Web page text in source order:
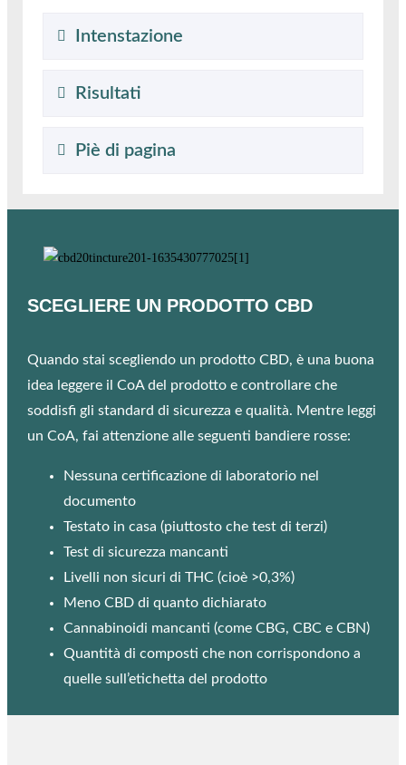
Intenstazione
Risultati
Piè di pagina
SCEGLIERE UN PRODOTTO CBD
Quando stai scegliendo un prodotto CBD, è una buona
idea leggere il CoA del prodotto e controllare che
soddisfi gli standard di sicurezza e qualità. Mentre leggi
un CoA, fai attenzione alle seguenti bandiere rosse:
Nessuna certificazione di laboratorio nel
documento
Testato in casa (piuttosto che test di terzi)
Test di sicurezza mancanti
Livelli non sicuri di THC (cioè >0,3%)
Meno CBD di quanto dichiarato
Cannabinoidi mancanti (come CBG, CBC e CBN)
Quantità di composti che non corrispondono a
quelle sull’etichetta del prodotto